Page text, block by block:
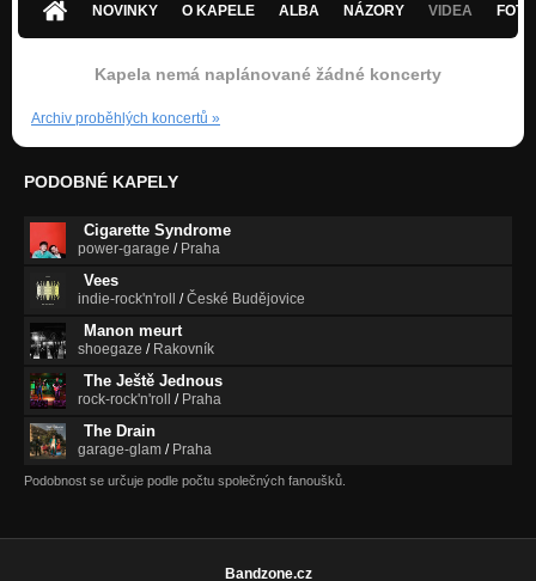
Lights Left On
The Hanging Castle EP
NOVINKY O KAPELE ALBA NÁZORY VIDEA
Kapela nemá naplánované žádné koncerty
Archiv proběhlých koncertů »
PODOBNÉ KAPELY
Cigarette Syndrome
power-garage / Praha
Vees
indie-rock'n'roll /České Budějovice
Manon meurt
shoegaze / Rakovník
The Ještě Jednous
rock-rock'n'roll / Praha
The Drain
garage-glam / Praha
Podobnost se určuje podle počtu společných fanoušků.
Bandzone.cz